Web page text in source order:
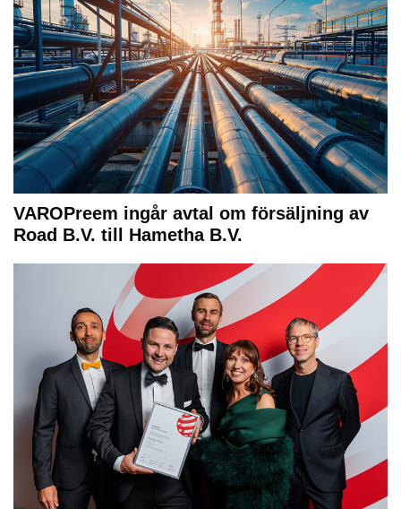
VAROPreem ingår avtal om försäljning av
Road B.V. till Hametha B.V.